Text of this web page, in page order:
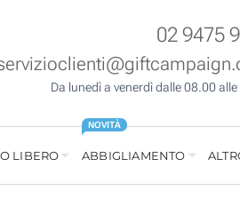
02 9475
Da lunedì a venerdì dalle 08.00
LIBERO ABBIGLIAMENTO
NOVITÀ